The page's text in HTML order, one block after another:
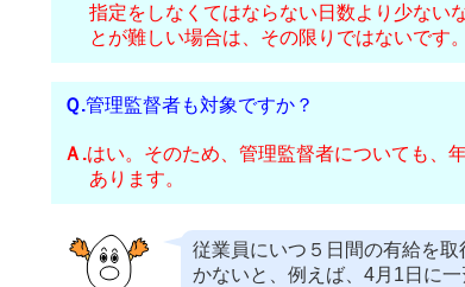
指定をしなくてはならない日数より少ない
とが難しい場合は、その限りではないです。
管理監督者も対象ですか？
はい。そのため、管理監督者についても、
あります。
従業員にいつ５日間の有給を
かないと、例えば、4月1日に